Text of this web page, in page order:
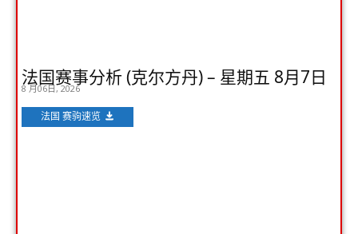
法国赛事分析 (克尔方丹) – 星期五 8月7日
8 月06日, 2026
法国 赛驹速览